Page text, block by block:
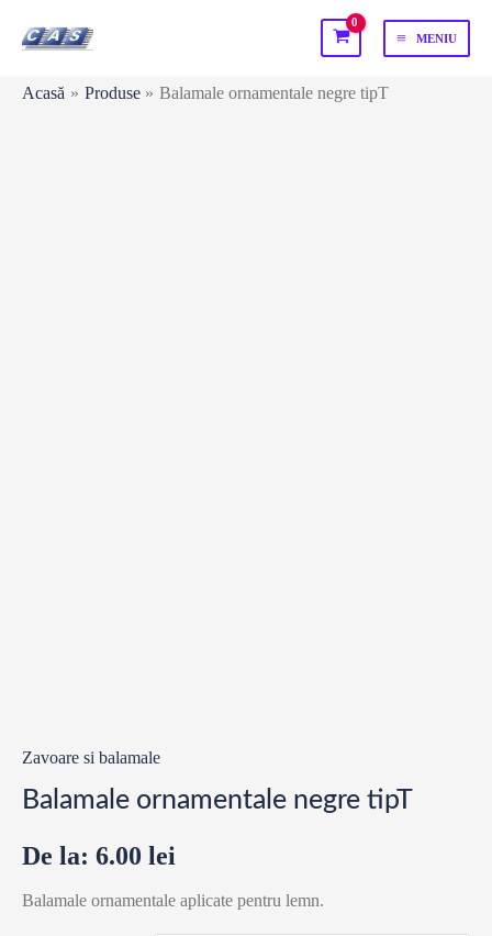
MAIN
MENIU
Acasă Produse Balamale ornamentale negre tipT
Zavoare si balamale
Balamale ornamentale negre tipT
De la: 6.00 lei
Balamale ornamentale aplicate pentru lemn.